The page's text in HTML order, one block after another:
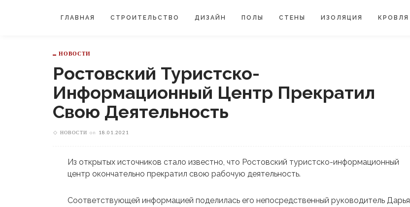
ГЛАВНАЯ СТРОИТЕЛЬСТВО ДИЗАЙН ПОЛЫ СТЕНЫ ИЗОЛЯЦИЯ КРОВЛЯ
НОВОСТИ
Ростовский Туристско-
Информационный Центр Прекратил
Свою Деятельность
НОВОСТИ on 18.01.2021
Из открытых источников стало известно, что Ростовский туристско-информационный
центр окончательно прекратил свою рабочую деятельность.
Соответствующей информацией поделилась его непосредственный руководитель Дарья